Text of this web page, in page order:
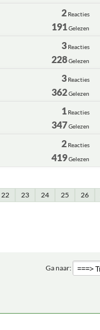
2 Reacties
191 Gelezen
3 Reacties
228Gelezen
3 Reacties
362Gelezen
1 Reacties
347Gelezen
2 Reacties
419Gelezen
22 23 24 25 26
Ga naar